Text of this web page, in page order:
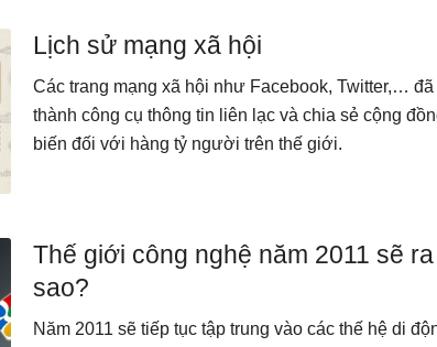
Lịch sử mạng xã hội
Các trang mạng xã hội như Facebook, Twitter,… đã
thành công cụ thông tin liên lạc và chia sẻ cộng
biến đối với hàng tỷ người trên thế giới.
Thế giới công nghệ năm 2011 sẽ ra
sao?
Năm 2011 sẽ tiếp tục tập trung vào các thế hệ di